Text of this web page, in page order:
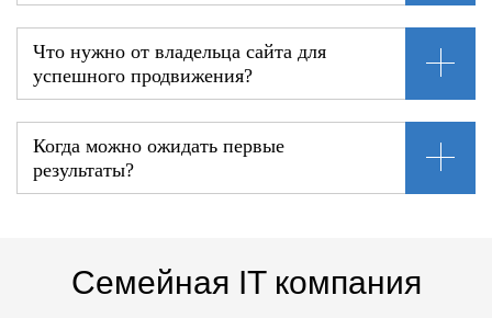
Что нужно от владельца сайта для
успешного продвижения?
Когда можно ожидать первые
результаты?
Семейная IT компания